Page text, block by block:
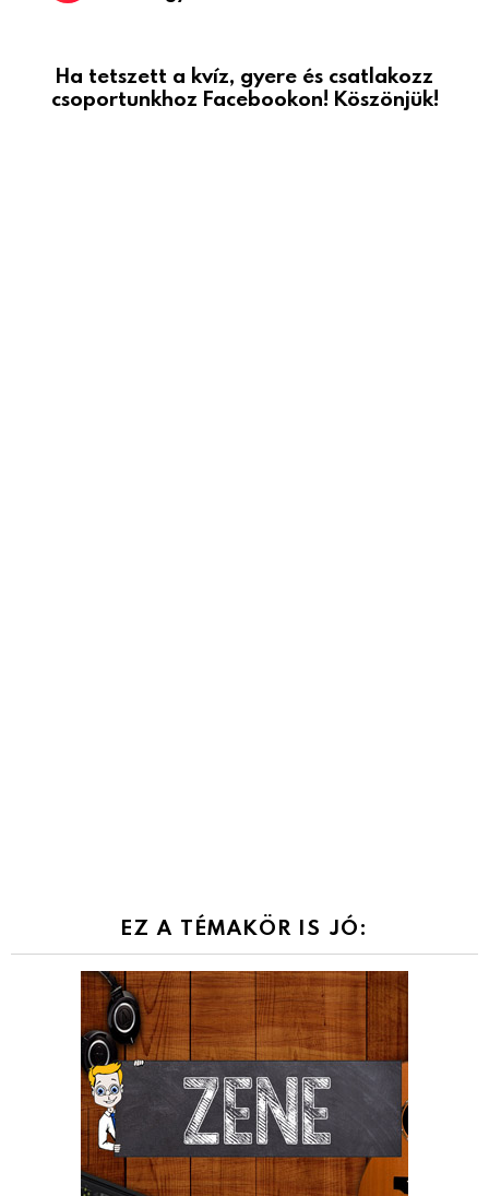
Ha tetszett a kvíz, gyere és csatlakozz
csoportunkhoz Facebookon! Köszönjük!
EZ A TÉMAKÖR IS JÓ: